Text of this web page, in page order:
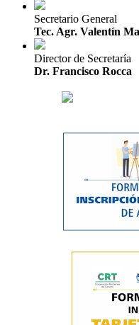
Secretario General
Tec. Agr. Valentín
Director de Secretaría
Dr. Francisco Rocca